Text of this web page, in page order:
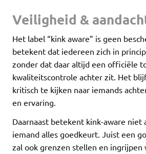
Veiligheid &
Het label “kink aware” is geen
betekent dat iedereen zich in
zonder dat daar altijd een officiële
kwaliteitscontrole achter zit. Het
kritisch te kijken naar iemands
en ervaring.
Daarnaast betekent kink-aware niet
iemand alles goedkeurt. Juist een
zal ook grenzen stellen en ingrijpen